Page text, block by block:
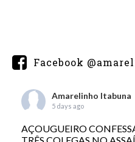
Facebook
Amarelinho Itabuna
5 days ago
AÇOUGUEIRO